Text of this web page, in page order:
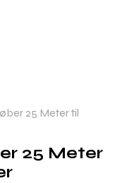
25 Meter til
25 Meter